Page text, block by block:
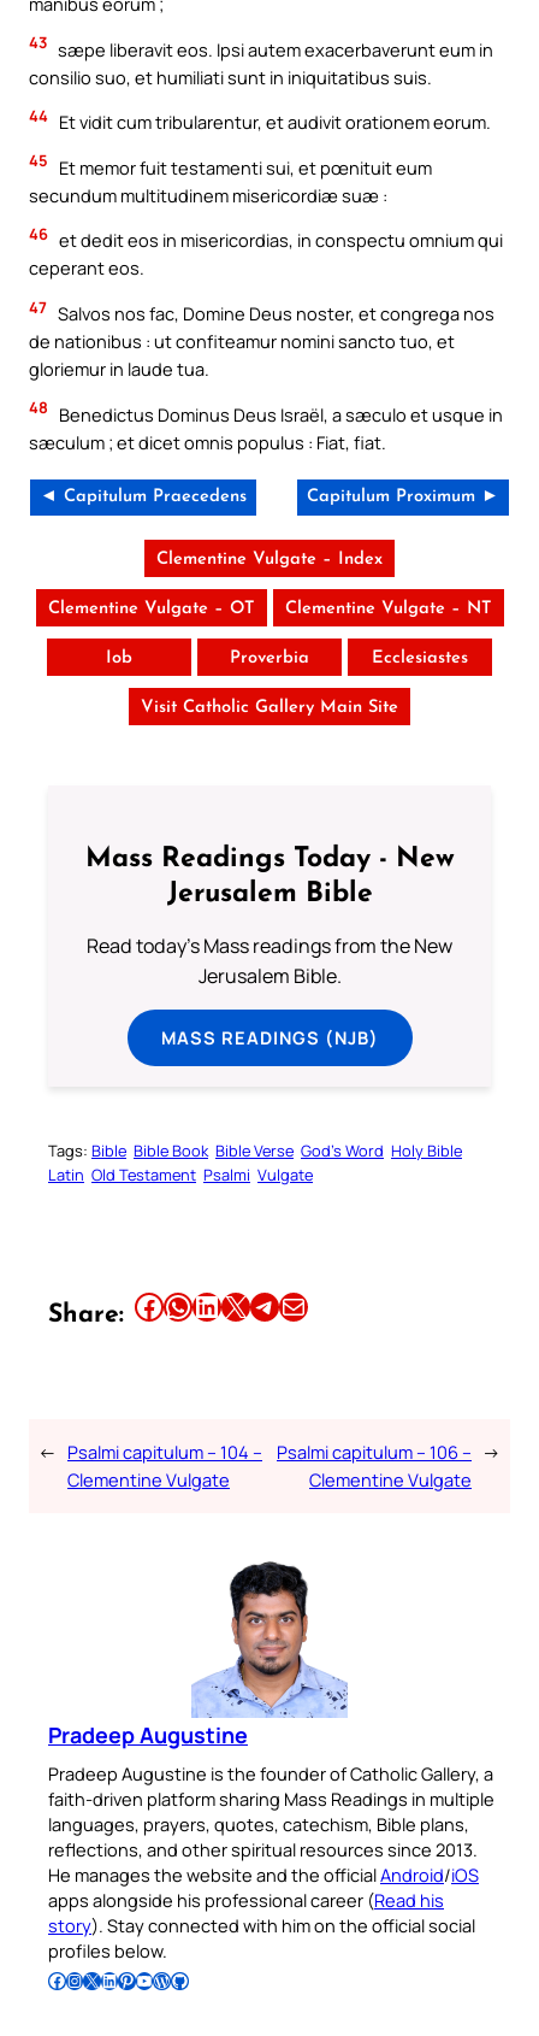
43 sæpe liberavit eos. Ipsi autem exacerbaverunt eum in
consilio suo, et humiliati sunt in iniquitatibus suis.
44 Et vidit cum tribularentur, et audivit orationem eorum.
45
Et memor fuit testamenti sui, et pœnituit eum
secundum multitudinem misericordiæ suæ :
46 et dedit eos in misericordias, in conspectu omnium qui
ceperant eos.
47 Salvos nos fac, Domine Deus noster, et congrega nos
de nationibus : ut confiteamur nomini sancto tuo, et
gloriemur in laude tua.
48
Benedictus Dominus Deus Israël, a sæculo et usque in
sæculum ; et dicet omnis populus : Fiat, fiat.
◄ Capitulum Praecedens Capitulum Proximum ►
Clementine Vulgate – Index
Clementine Vulgate – OT Clementine Vulgate – NT
Iob Proverbia Ecclesiastes
Visit Catholic Gallery Main Site
Mass Readings Today - New
Jerusalem Bible
Read today's Mass readings from the New
Jerusalem Bible.
MASS READINGS (NJB)
Tags: Bible Bible Book Bible Verse God’s Word Holy Bible
Latin Old Testament Psalmi Vulgate
Share: Share this article on Facebook Share this article on WhatsApp Share this article on LinkedIn Share this article on X Share this article on TelegramEmail this Article
← Psalmi capitulum – 104 –
Clementine Vulgate
Psalmi capitulum – 106 –
Clementine Vulgate
→
Pradeep Augustine
Pradeep Augustine is the founder of Catholic Gallery, a
faith-driven platform sharing Mass Readings in multiple
languages, prayers, quotes, catechism, Bible plans,
reflections, and other spiritual resources since 2013.
He manages the website and the officialAndroid/iOS
apps alongside his professional career (Read his
story). Stay connected with him on the official social
profiles below.
Follow Pradeep on Facebook Follow Pradeep on InstagramFollow Pradeep on X Follow Pradeep on LinkedIn Follow Pradeep on Pinterest Subscribe to Pradeep’s Youtube Channel Follow Pradeep on WordPress Follow Pradeep on GitHub